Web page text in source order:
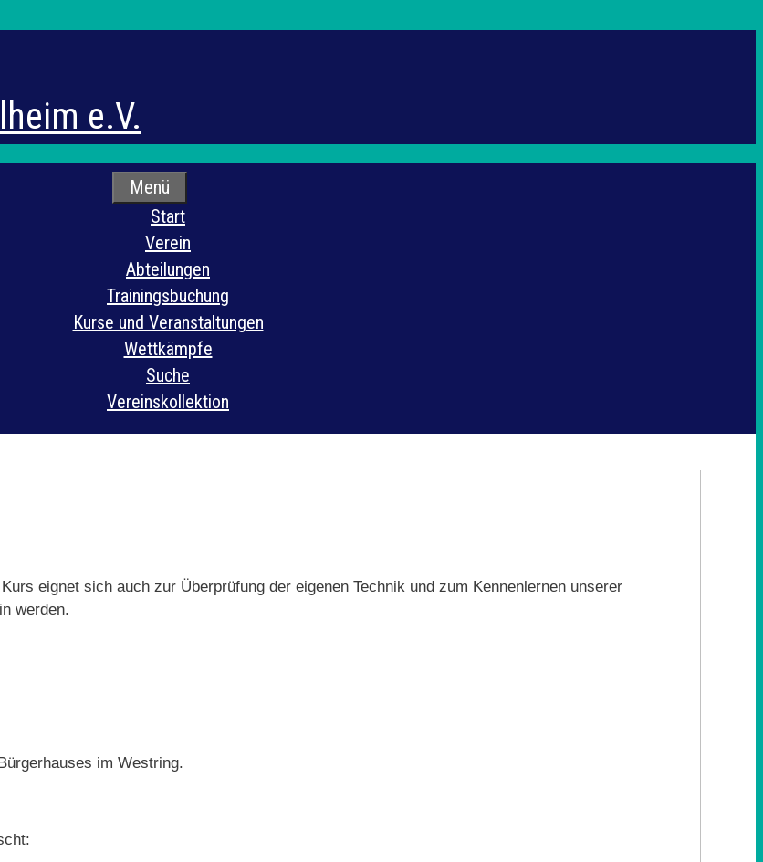
e.V.
Menü
Start
Verein
Abteilungen
Trainingsbuchung
Kurse und Veranstaltungen
Wettkämpfe
Suche
Vereinskollektion
eignet sich auch zur Überprüfung der eigenen Technik und zum Kennenlernen unserer
werden.
im Westring.